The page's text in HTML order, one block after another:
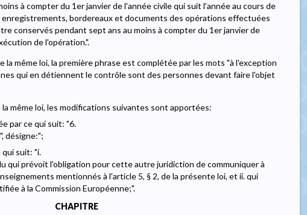
à compter du 1er janvier de l'année civile qui suit l'année au cours de
bordereaux et documents des opérations effectuées
conservés pendant sept ans au moins à compter du 1er janvier de
de l'opération.".
la même loi, la première phrase est complétée par les mots "à l'exception
qui en détiennent le contrôle sont des personnes devant faire l'objet
la même loi, les modifications suivantes sont apportées:
par ce qui suit: "6.
désigne:";
qui suit: "i.
qui prévoit l'obligation pour cette autre juridiction de communiquer à
mentionnés à l'article 5, § 2, de la présente loi, et ii. qui
à la Commission Européenne;".
CHAPITRE